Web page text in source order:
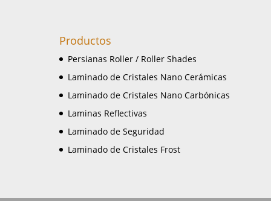
Productos
Persianas Roller / Roller Shades
Laminado de Cristales Nano Cerámicas
Laminado de Cristales Nano Carbónicas
Laminas Reflectivas
Laminado de Seguridad
Laminado de Cristales Frost